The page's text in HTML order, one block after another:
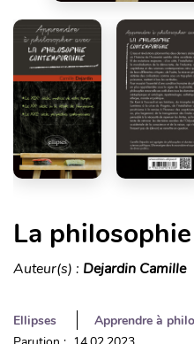
La
Auteur(s) : Dejardin Camille
Ellipses
Apprendre à